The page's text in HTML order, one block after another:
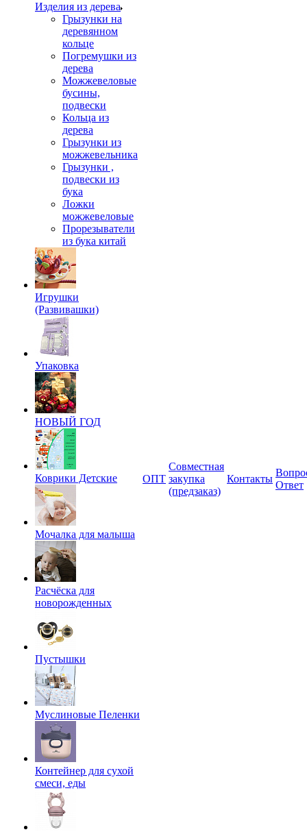
Изделия из дерева
Грызунки на
деревянном
кольце
Погремушки из
дерева
Можжевеловые
бусины,
подвески
Кольца из
дерева
Грызунки из
можжевельника
Грызунки ,
подвески из
бука
Ложки
можжевеловые
Прорезыватели
из бука китай
Игрушки
(Развивашки)
Упаковка
НОВЫЙ ГОД
Коврики Детские
Мочалка для малыша
Расчёска для
новорожденных
Пустышки
Муслиновые Пеленки
Контейнер для сухой
смеси, еды
ОПТ
Совместная
закупка
(предзаказ)
Контакты
Ответ